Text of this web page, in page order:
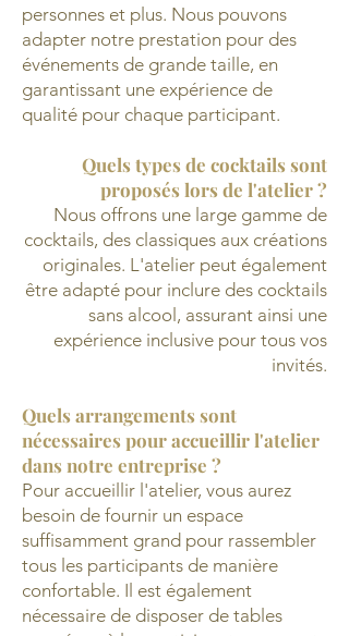
personnes et plus. Nous pouvons
adapter notre prestation pour des
événements de grande taille, en
garantissant une expérience de
qualité pour chaque participant.
Quels types de cocktails sont
proposés lors de l'atelier ?
Nous offrons une large gamme de
cocktails, des classiques aux créations
originales. L'atelier peut également
être adapté pour inclure des cocktails
sans alcool, assurant ainsi une
expérience inclusive pour tous vos
invités.
Quels arrangements sont
nécessaires pour accueillir l'atelier
dans notre entreprise ?
Pour accueillir l'atelier, vous aurez
besoin de fournir un espace
suffisamment grand pour rassembler
tous les participants de manière
confortable. Il est également
nécessaire de disposer de tables